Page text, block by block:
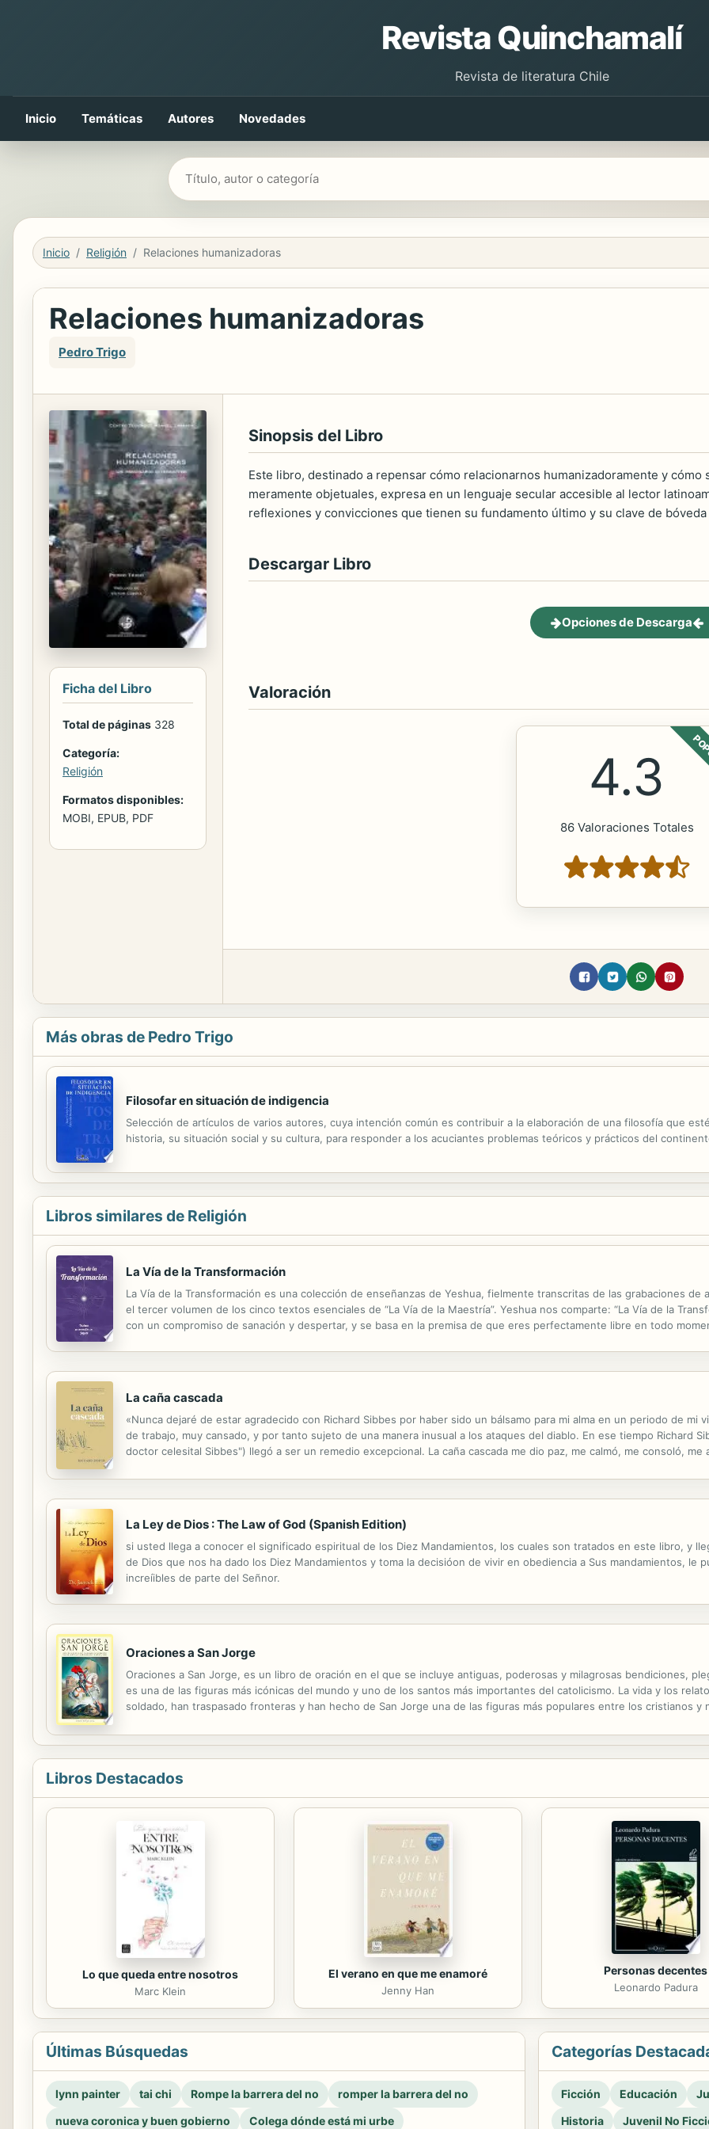
Revista Quinchamalí
Revista de literatura Chile
Inicio Temáticas Autores Novedades
Buscar libros
Inicio Religión Relaciones humanizadoras
Relaciones humanizadoras
Pedro Trigo
Ficha del Libro
Total de páginas 328
Categoría:
Religión
Formatos disponibles:
MOBI, EPUB, PDF
Sinopsis del Libro
Este libro, destinado a repensar cómo relacionarnos humanizadoramente y
meramente objetuales, expresa en un lenguaje secular accesible al lector
reflexiones y convicciones que tienen su fundamento último y su clave de
Descargar Libro
Opciones de Descarga
Valoración
4.3
86 Valoraciones Totales
Más obras de Pedro Trigo
Filosofar en situación de indigencia
Selección de artículos de varios autores, cuya intención común es contribuir a la elaboración de una filosofía que
historia, su situación social y su cultura, para responder a los acuciantes problemas teóricos y prácticos del
Libros similares de Religión
La Vía de la Transformación
La Vía de la Transformación es una colección de enseñanzas de Yeshua, fielmente transcritas de las grabaciones de
el tercer volumen de los cinco textos esenciales de “La Vía de la Maestría”. Yeshua nos comparte: “La Vía de la
con un compromiso de sanación y despertar, y se basa en la premisa de que eres perfectamente libre en todo
La caña cascada
«Nunca dejaré de estar agradecido con Richard Sibbes por haber sido un bálsamo para mi alma en un periodo de mi
de trabajo, muy cansado, y por tanto sujeto de una manera inusual a los ataques del diablo. En ese tiempo Richard
doctor celesital Sibbes") llegó a ser un remedio excepcional. La caña cascada me dio paz, me calmó, me consoló, me
La Ley de Dios : The Law of God (Spanish Edition)
si usted llega a conocer el significado espiritual de los Diez Mandamientos, los cuales son tratados en este libro, y
de Dios que nos ha dado los Diez Mandamientos y toma la decisióon de vivir en obediencia a Sus mandamientos, le
increíibles de parte del Señnor.
Oraciones a San Jorge
Oraciones a San Jorge, es un libro de oración en el que se incluye antiguas, poderosas y milagrosas bendiciones,
es una de las figuras más icónicas del mundo y uno de los santos más importantes del catolicismo. La vida y los
soldado, han traspasado fronteras y han hecho de San Jorge una de las figuras más populares entre los cristianos y
Libros Destacados
Lo que queda entre nosotros
Marc Klein
El verano en que me enamoré
Jenny Han
Personas decentes
Leonardo Padura
Últimas Búsquedas
lynn painter tai chi Rompe la barrera del no
romper la barrera del no
nueva coronica y buen gobierno
Colega dónde está mi urbe
Categorías
Ficción Educación
Historia
Juvenil No